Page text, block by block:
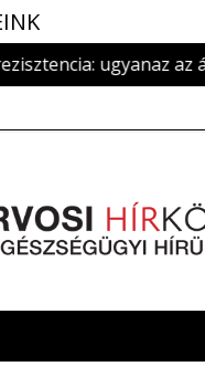
ugyanaz az állapot?